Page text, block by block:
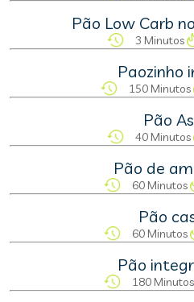
Pão Low Carb
3 Minutos
Paozinho
150 Minutos
Pão
40 Minutos
Pão de
60 Minutos
Pão
60 Minutos
Pão
180 Minutos